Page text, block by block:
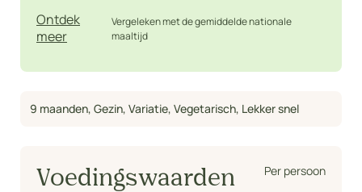
Ontdek
meer
Vergeleken met de gemiddelde nationale
maaltijd
9 maanden, Gezin, Variatie, Vegetarisch, Lekker snel
Voedingswaarden Per persoon